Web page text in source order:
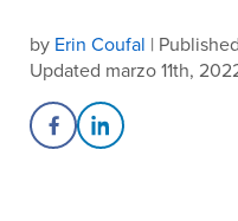
by Erin Coufal |
Updated marzo 11th,
Share on Facebook
Share on LinkedIn